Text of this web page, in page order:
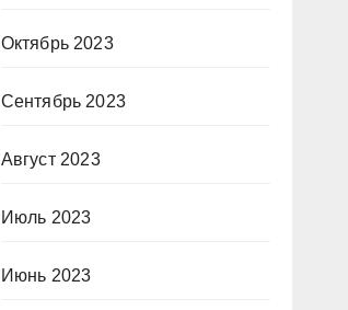
Октябрь 2023
Сентябрь 2023
Август 2023
Июль 2023
Июнь 2023